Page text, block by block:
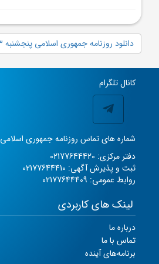
دانلود روزنامه جمهوری اسلامی پنجشنبه 1404/06/13 شماره 13173
کانال تلگرام
شماره های تماس روزنامه جمهوری اسلامی
دفتر مرکزی: 02177644420
ثبت و پذیرش آگهی: 02177644410
روابط عمومی: 02177644409
لینک های کاربردی
درباره ما
تماس با ما
برنامه‌های آینده